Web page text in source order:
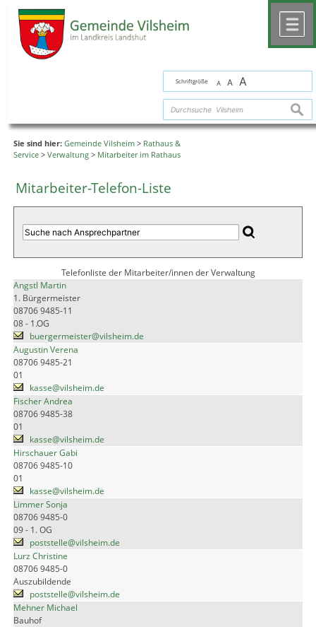
Schriftgröße A A A
Sie sind hier: Gemeinde Vilsheim > Rathaus &
Service > Verwaltung > Mitarbeiter im Rathaus
Mitarbeiter-Telefon-Liste
Telefonliste der Mitarbeiter/innen der Verwaltung
Angstl Martin
1. Bürgermeister
08706 9485-11
08 - 1.OG
buergermeister@vilsheim.de
Augustin Verena
08706 9485-21
01
kasse@vilsheim.de
Fischer Andrea
08706 9485-38
01
kasse@vilsheim.de
Hirschauer Gabi
08706 9485-10
01
kasse@vilsheim.de
Limmer Sonja
08706 9485-0
09 - 1. OG
poststelle@vilsheim.de
Lurz Christine
08706 9485-0
Auszubildende
poststelle@vilsheim.de
Mehner Michael
Bauhof